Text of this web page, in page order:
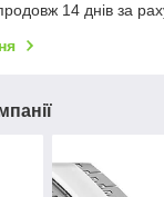
14 днів за